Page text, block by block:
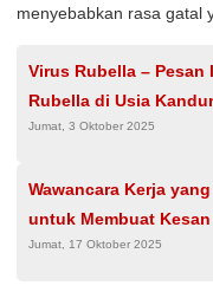
menyebabkan rasa gatal
Virus Rubella – Pesan
Rubella di Usia
Jumat, 3 Oktober 2025
Wawancara Kerja
untuk Membuat
Jumat, 17 Oktober 2025